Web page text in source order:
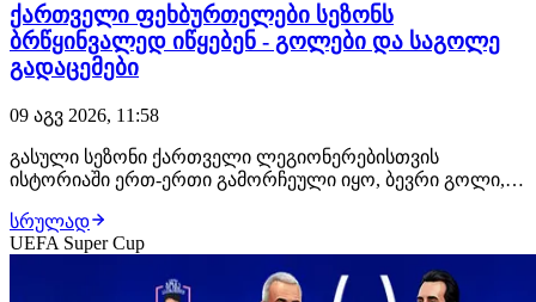
ქართველი ფეხბურთელები სეზონს
ბრწყინვალედ იწყებენ - გოლები და საგოლე
გადაცემები
09 აგვ 2026, 11:58
გასული სეზონი ქართველი ლეგიონერებისთვის
ისტორიაში ერთ-ერთი გამორჩეული იყო, ბევრი გოლი,
დაიწყო, რომ ქართველებისთვის ეს სეზონიც შედეგიანი
უნდა იყოს. ჩვენმა ლეგიონერებმა სეზონი ბრწყინვალედ
დაიწყეს. ჯერ თავი ირაკლი იეგოიანმა გამოიჩინა,
სრულად
UEFA Super Cup